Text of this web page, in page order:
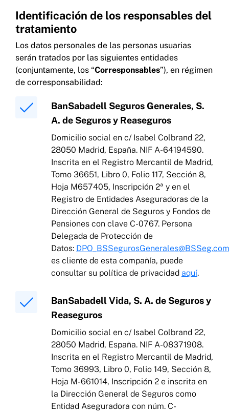
Identificación de los responsables del
tratamiento
Los datos personales de las personas usuarias
serán tratados por las siguientes entidades
(conjuntamente, los “Corresponsables”), en régimen
de corresponsabilidad:
BanSabadell Seguros Generales, S.
A. de Seguros y Reaseguros
Domicilio social en c/ Isabel Colbrand 22,
28050 Madrid, España. NIF A-64194590.
Inscrita en el Registro Mercantil de Madrid,
Tomo 36651, Libro 0, Folio 117, Sección 8,
Hoja M657405, Inscripción 2ª y en el
Registro de Entidades Aseguradoras de la
Dirección General de Seguros y Fondos de
Pensiones con clave C-0767. Persona
Delegada de Protección de
Datos: DPO_BSSegurosGenerales@BSSeg.com
es cliente de esta compañía, puede
consultar su política de privacidad aquí.
BanSabadell Vida, S. A. de Seguros y
Reaseguros
Domicilio social en c/ Isabel Colbrand 22,
28050 Madrid, España. NIF A-08371908.
Inscrita en el Registro Mercantil de Madrid,
Tomo 36993, Libro 0, Folio 149, Sección 8,
Hoja M-661014, Inscripción 2 e inscrita en
la Dirección General de Seguros como
Entidad Aseguradora con núm. C-